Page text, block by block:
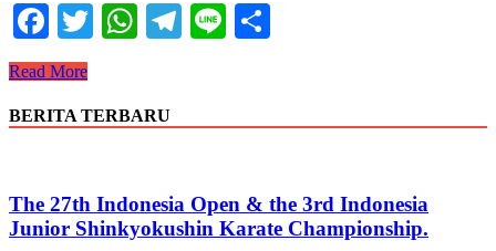
Facebook
TwitterWhatsApp
Telegram
Line
Suara
Juni
2026
Read More
BERITA TERBARU
The 27th Indonesia Open & the 3rd Indonesia
Junior Shinkyokushin Karate Championship.